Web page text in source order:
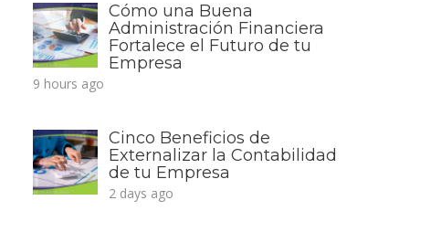
Cómo una Buena
Administración Financiera
Fortalece el Futuro de tu
Empresa
9 hours ago
Cinco Beneficios de
Externalizar la Contabilidad
de tu Empresa
2 days ago